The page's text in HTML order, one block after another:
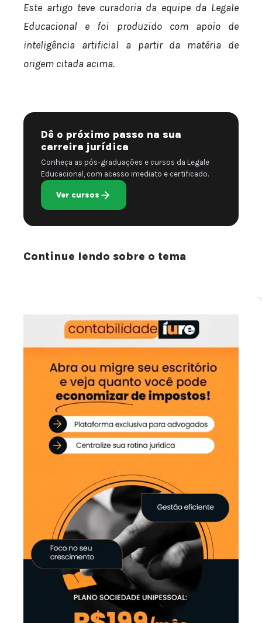
Este artigo teve curadoria da equipe da Legale
Educacional e foi produzido com apoio de
inteligência artificial a partir da matéria de
origem citada acima.
Dê o próximo passo na sua
carreira jurídica
Conheça as pós-graduações e cursos da Legale
Educacional, com acesso imediato e certificado.
Ver cursos
Continue lendo sobre o tema